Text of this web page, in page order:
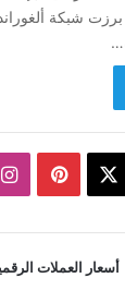
أسعار العملات